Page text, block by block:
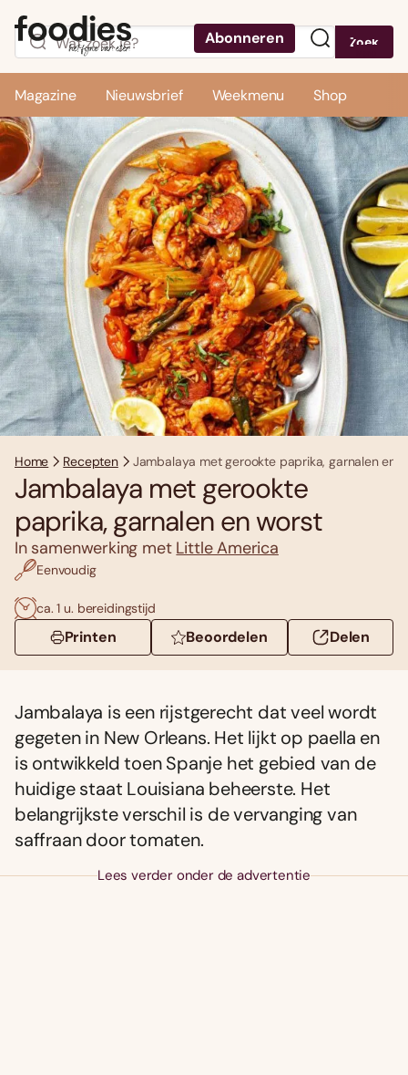
Abonneren Zoek
Magazine Nieuwsbrief Weekmenu Shop
Home Recepten Jambalaya met gerookte paprika, garnalen en
Jambalaya met gerookte
paprika, garnalen en worst
In samenwerking met Little America
Eenvoudig
ca. 1 u. bereidingstijd
Printen Beoordelen Delen
Jambalaya is een rijstgerecht dat veel wordt
gegeten in New Orleans. Het lijkt op paella en
is ontwikkeld toen Spanje het gebied van de
huidige staat Louisiana beheerste. Het
belangrijkste verschil is de vervanging van
saffraan door tomaten.
Lees verder onder de advertentie